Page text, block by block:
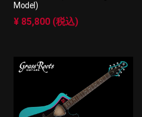
Model)
¥ 85,800 (税込)